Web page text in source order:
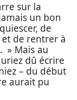
sur la
un bon
de
et de rentrer à
» Mais au
dû écrire
– du début
aurait pu